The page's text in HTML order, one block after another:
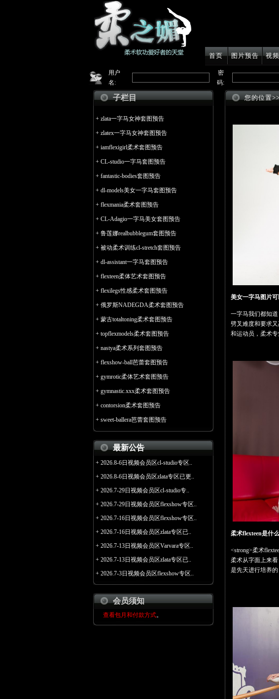
首页 图片预告 视
用户
名:
密
码:
子栏目
+ zlata一字马女神套图预告
+ zlatex一字马女神套图预告
+ iamflexigirl柔术套图预告
+ CL-studio一字马套图预告
+ fantastic-bodies套图预告
+ dl-models美女一字马套图预告
+ flexmania柔术套图预告
+ CL-Adagio一字马美女套图预告
+ 鲁莲娜realbubblegum套图预告
+ 被动柔术训练cl-stretch套图预告
+ dl-assistant一字马套图预告
+ flexteen柔体艺术套图预告
+ flexilegs性感柔术套图预告
+ 俄罗斯NADEGDA柔术套图预告
+ 蒙古totaltoning柔术套图预告
+ topflexmodels柔术套图预告
+ nastya柔术系列套图预告
+ flexshow-ball芭蕾套图预告
+ gymrotic柔体艺术套图预告
+ gymnastic.xxx柔术套图预告
+ contorsion柔术套图预告
+ sweet-ballera芭蕾套图预告
最新公告
+ 2026.8-6日视频会员区cl-studio专区..
+ 2026.8-6日视频会员区zlata专区已更..
+ 2026.7-29日视频会员区cl-studio专..
+ 2026.7-29日视频会员区flexshow专区..
+ 2026.7-16日视频会员区flexshow专区..
+ 2026.7-16日视频会员区zlata专区已..
+ 2026.7-13日视频会员区Varvara专区..
+ 2026.7-13日视频会员区zlata专区已..
+ 2026.7-3日视频会员区flexshow专区..
会员须知
查看包月和付款方式。
您的位置>>
美女一字马图片
一字马我们都知
劈叉难度和要求
和运动员，柔术
柔术flexteen是什
<strong>柔术
柔术从字面上来
是先天进行培养